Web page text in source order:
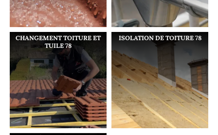
CHANGEMENT TOITURE ET
TUILE 78
ISOLATION DE TOITURE 78